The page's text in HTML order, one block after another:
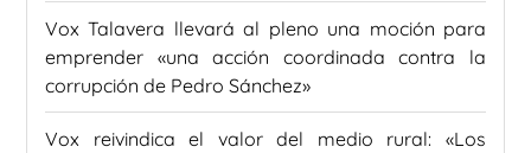
Vox Talavera llevará al pleno una moción para
emprender «una acción coordinada contra la
corrupción de Pedro Sánchez»
Vox reivindica el valor del medio rural: «Los